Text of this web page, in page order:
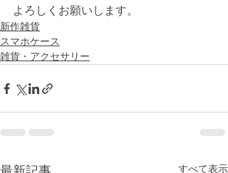
よろしくお願いします。
新作雑貨
スマホケース
雑貨・アクセサリー
すべて表示